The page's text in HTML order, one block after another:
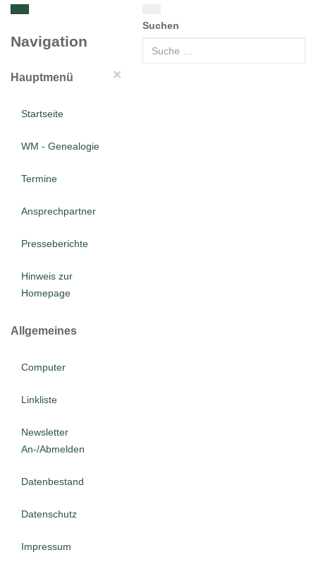
Navigation
×
Hauptmenü
Startseite
WM - Genealogie
Termine
Ansprechpartner
Presseberichte
Hinweis zur
Homepage
Allgemeines
Computer
Linkliste
Newsletter
An-/Abmelden
Datenbestand
Datenschutz
Impressum
Suchen